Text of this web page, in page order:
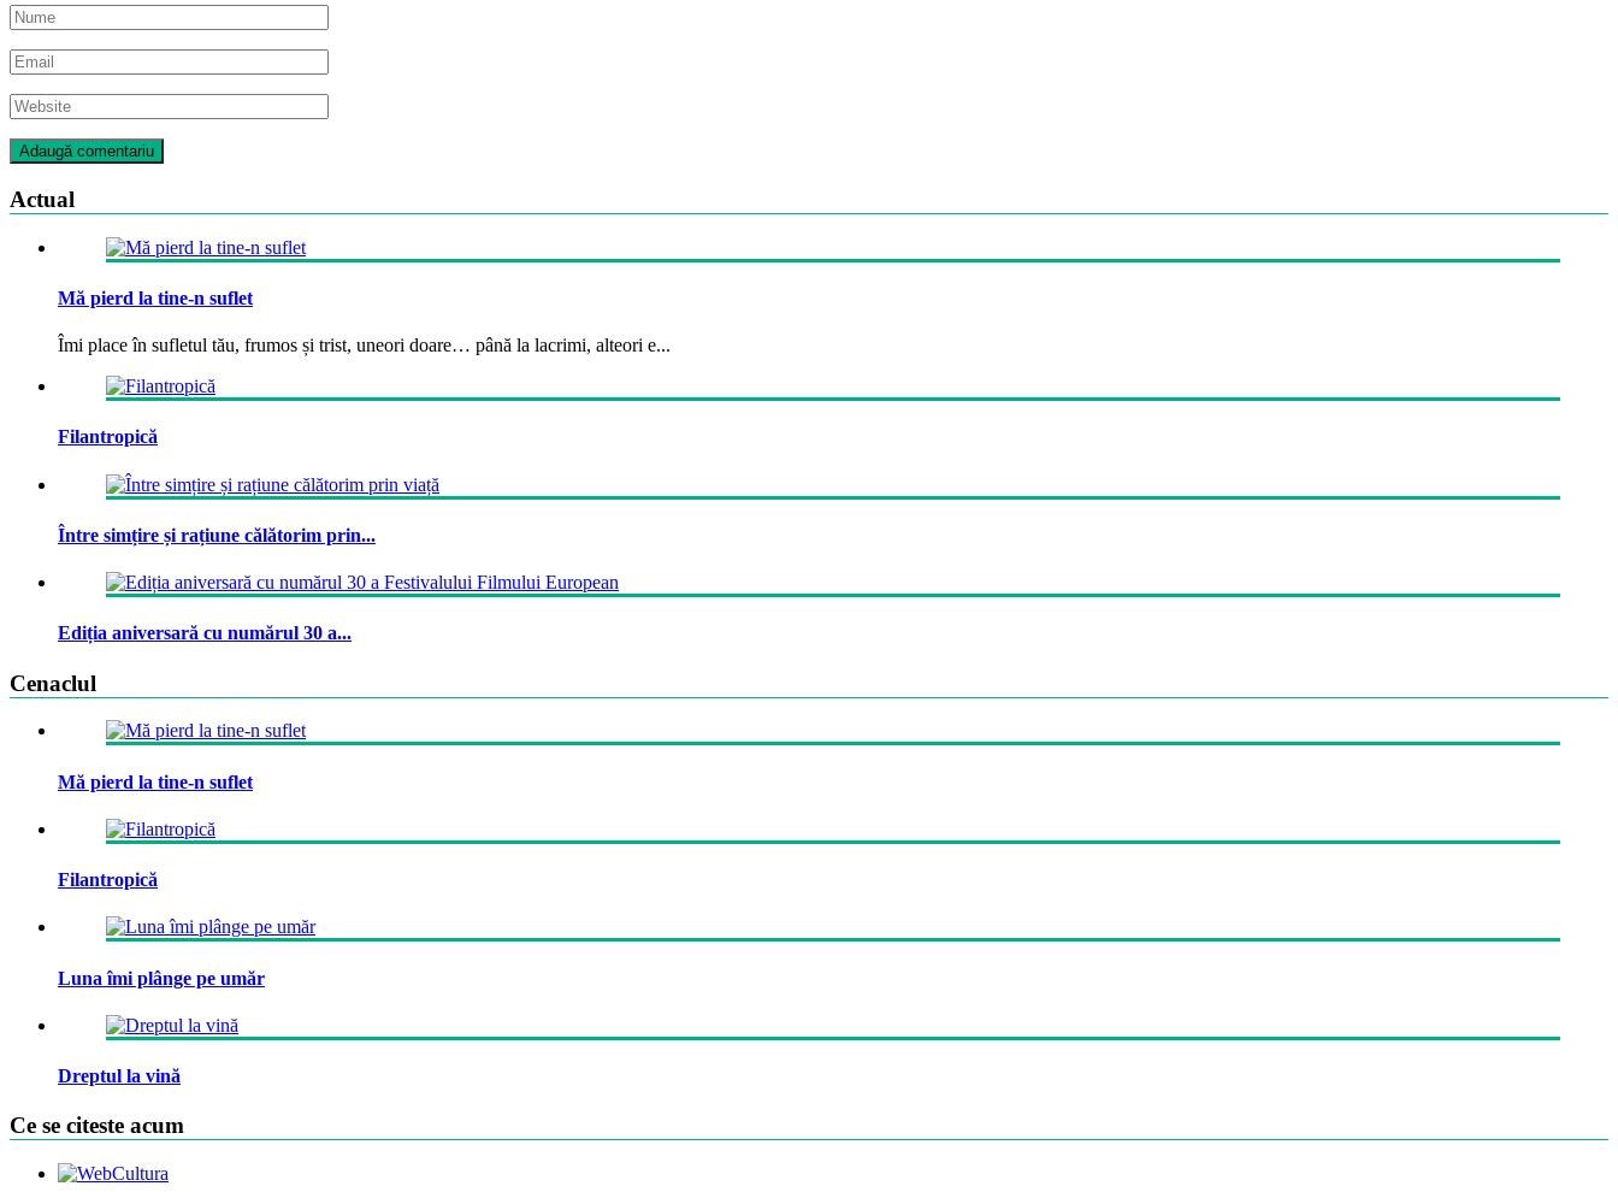
Actual
Mă pierd la tine-n suflet
Îmi place în sufletul tău, frumos și trist, uneori doare… până la lacrimi, alteori e...
Filantropică
Între simțire și rațiune călătorim prin...
Ediția aniversară cu numărul 30 a...
Cenaclul
Mă pierd la tine-n suflet
Filantropică
Luna îmi plânge pe umăr
Dreptul la vină
Ce se citeste acum